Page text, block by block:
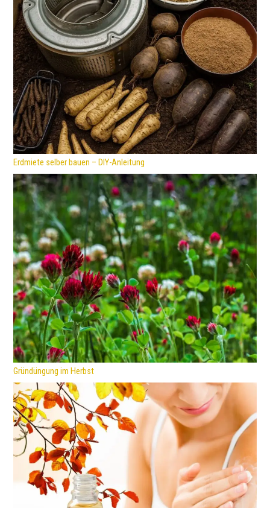
Erdmiete selber bauen – DIY-Anleitung
Gründüngung im Herbst